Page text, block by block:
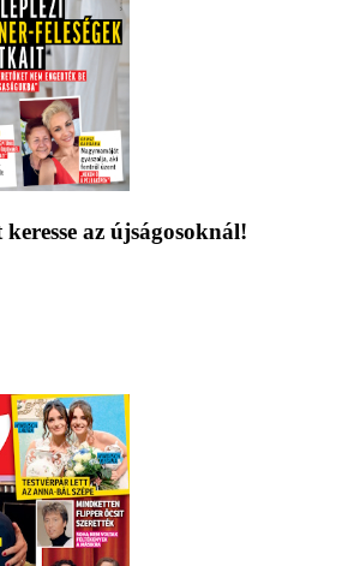
az újságosoknál!